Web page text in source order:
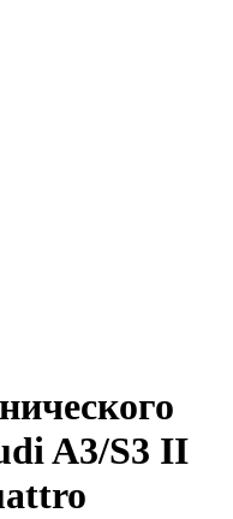
A3/S3 II